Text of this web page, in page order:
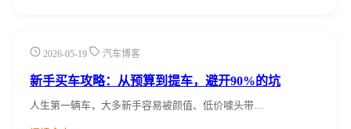
2026-05-19 汽车博客
新手买车攻略：从预算到提车，避开90%的坑
人生第一辆车，大多新手容易被颜值、低价噱头带…